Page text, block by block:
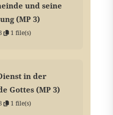
und seine
(MP 3)
1 file(s)
in der
Gottes (MP 3)
1 file(s)